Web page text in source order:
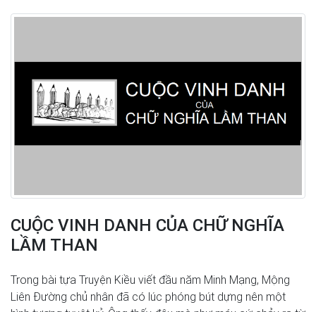
CUỘC VINH DANH CỦA CHỮ NGHĨA
LẦM THAN
Trong bài tựa Truyện Kiều viết đầu năm Minh Mạng, Mộng
Liên Ðường chủ nhân đã có lúc phóng bút dựng nên một